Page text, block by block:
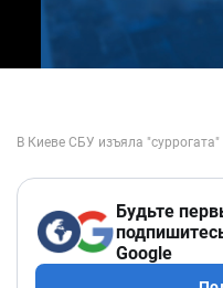
Будьте
Google